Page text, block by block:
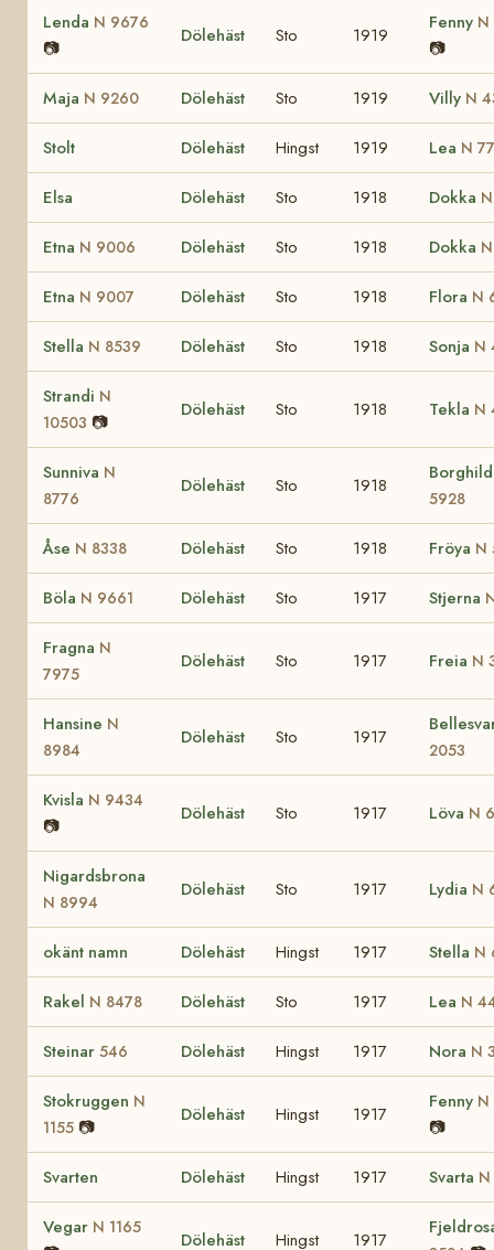
Lenda N 9676
📷
Dölehäst Sto 1919
Fenny
📷
Maja N 9260 Dölehäst Sto 1919 Villy N
Stolt Dölehäst Hingst 1919 Lea N
Elsa Dölehäst Sto 1918 Dokka
Etna N 9006 Dölehäst Sto 1918 Dokka
Etna N 9007 Dölehäst Sto 1918 Flora N
Stella N 8539 Dölehäst Sto 1918 Sonja N
Strandi N
10503 📷
Dölehäst Sto 1918 Tekla N
Sunniva N
8776
Dölehäst Sto 1918
5928
Åse N 8338 Dölehäst Sto 1918 Fröya N
Böla N 9661 Dölehäst Sto 1917 Stjerna
Fragna N
7975
Dölehäst Sto 1917 Freia N
Hansine N
8984
Dölehäst Sto 1917
2053
Kvisla N 9434
📷
Dölehäst Sto 1917 Löva N
Nigardsbrona
N 8994
Dölehäst Sto 1917 Lydia N
okänt namn Dölehäst Hingst 1917 Stella N
Rakel N 8478 Dölehäst Sto 1917 Lea N
Steinar 546 Dölehäst Hingst 1917 Nora N
Stokruggen N
1155 📷
Dölehäst Hingst 1917
Fenny
📷
Svarten Dölehäst Hingst 1917 Svarta
Vegar N 1165
Dölehäst Hingst 1917